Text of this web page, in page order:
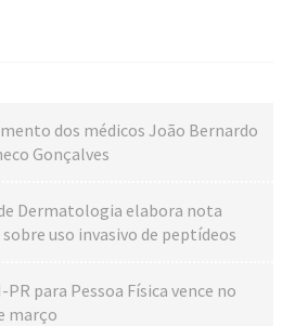
dos médicos João Bernardo
Gonçalves
Dermatologia elabora nota
uso invasivo de peptídeos
PR para Pessoa Física vence no
março